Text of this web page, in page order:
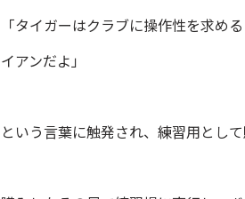
「タイガーはクラブに操作性を求め
イアンだよ」
という言葉に触発され、練習用として